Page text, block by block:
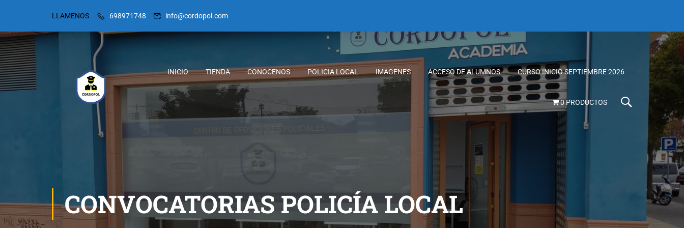
LLAMENOS 698971748 info@cordopol.com
INICIO TIENDA CONOCENOS POLICIA LOCAL IMAGENES ACCESO DE ALUMNOS CURSO INICIO SEPTIEMBRE 2026
0 PRODUCTOS
CONVOCATORIAS POLICÍA LOCAL